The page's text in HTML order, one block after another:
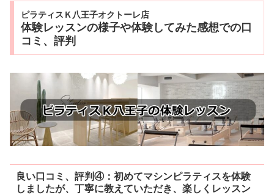
ピラティスＫ八王子オクトーレ店
体験レッスンの様子や体験してみた感想での口
コミ、評判
良い口コミ、評判④： 初めてマシンピラティスを体験
しましたが、丁寧に教えていただき、楽しくレッスン